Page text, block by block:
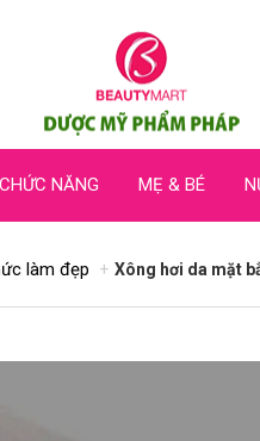
NĂNG MẸ & BÉ
làm đẹp Xông hơi da mặt